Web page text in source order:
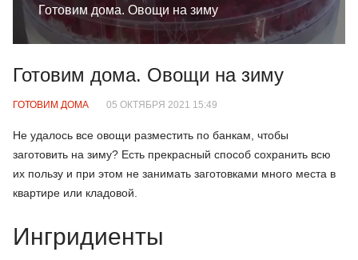
Готовим дома. Овощи на зиму
Готовим дома. Овощи на зиму
ГОТОВИМ ДОМА 05 ОКТЯБРЯ 2021 15:49
Не удалось все овощи разместить по банкам, чтобы
заготовить на зиму? Есть прекрасный способ сохранить всю
их пользу и при этом не занимать заготовками много места в
квартире или кладовой.
Ингридиенты